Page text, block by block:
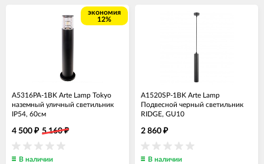
экономия
12%
A5316PA-1BK Arte Lamp Tokyo
наземный уличный светильник
IP54, 60см
4 500 ₽ 5 160₽
В наличии
A1520SP-1BK Arte Lamp
Подвесной черный светильник
RIDGE, GU10
2 860 ₽
В наличии